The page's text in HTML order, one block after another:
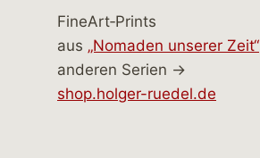
FineArt‑Prints
aus „Nomaden unserer Zeit“
anderen Serien →
shop.holger-ruedel.de